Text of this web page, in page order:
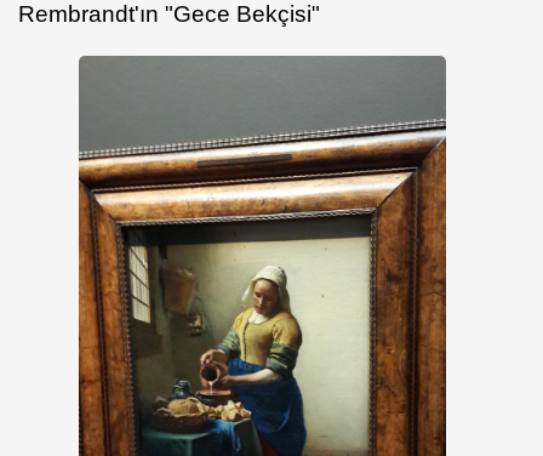
Rembrandt'ın "Gece Bekçisi"